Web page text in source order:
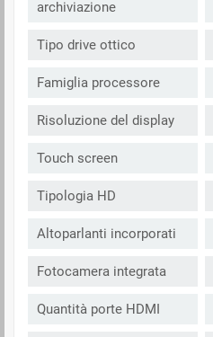
archiviazione
Tipo drive ottico
Famiglia processore
Risoluzione del display
Touch screen
Tipologia HD
Altoparlanti incorporati
Fotocamera integrata
Quantità porte HDMI